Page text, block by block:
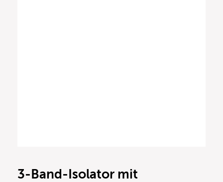
3-Band-Isolator mit